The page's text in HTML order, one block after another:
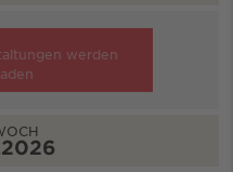
werden